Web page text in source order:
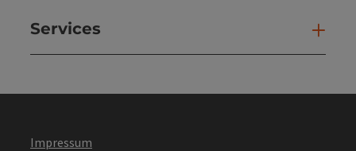
Services
Impressum